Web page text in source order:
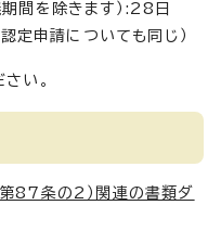
期間を除きます）:28日
申請についても同じ）
い。
87条の2）関連の書類ダ